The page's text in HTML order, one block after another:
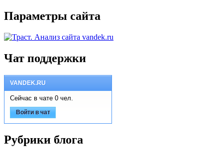
Параметры сайта
Чат поддержки
VANDEK.RU
Сейчас в чате 0 чел.
Войти в чат
Рубрики блога